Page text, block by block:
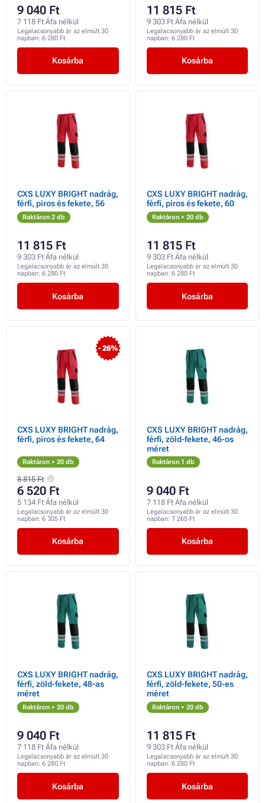
9 040 Ft
7 118 Ft Áfa nélkül
Legalacsonyabb ár az elmúlt 30
napban: 6 280 Ft
Kosárba
11 815 Ft
9 303 Ft Áfa nélkül
Legalacsonyabb ár az elmúlt 30
napban: 6 280 Ft
Kosárba
CXS LUXY BRIGHT nadrág,
férfi, piros és fekete, 56
Raktáron 2 db
11 815 Ft
9 303 Ft Áfa nélkül
Legalacsonyabb ár az elmúlt 30
napban: 6 280 Ft
Kosárba
CXS LUXY BRIGHT nadrág,
férfi, piros és fekete, 60
Raktáron > 20 db
11 815 Ft
9 303 Ft Áfa nélkül
Legalacsonyabb ár az elmúlt 30
napban: 6 280 Ft
Kosárba
- 26%
CXS LUXY BRIGHT nadrág,
férfi, piros és fekete, 64
Raktáron > 20 db
8 815 Ft
6 520 Ft
5 134 Ft Áfa nélkül
Legalacsonyabb ár az elmúlt 30
napban: 6 305 Ft
Kosárba
CXS LUXY BRIGHT nadrág,
férfi, zöld-fekete, 46-os
méret
Raktáron 1 db
9 040 Ft
7 118 Ft Áfa nélkül
Legalacsonyabb ár az elmúlt 30
napban: 7 265 Ft
Kosárba
CXS LUXY BRIGHT nadrág,
férfi, zöld-fekete, 48-as
méret
Raktáron > 20 db
9 040 Ft
7 118 Ft Áfa nélkül
Legalacsonyabb ár az elmúlt 30
napban: 6 280 Ft
Kosárba
CXS LUXY BRIGHT nadrág,
férfi, zöld-fekete, 50-es
méret
Raktáron > 20 db
11 815 Ft
9 303 Ft Áfa nélkül
Legalacsonyabb ár az elmúlt 30
napban: 6 280 Ft
Kosárba